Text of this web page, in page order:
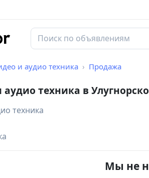
и аудио техника Продажа
техника в
техника
Мы не